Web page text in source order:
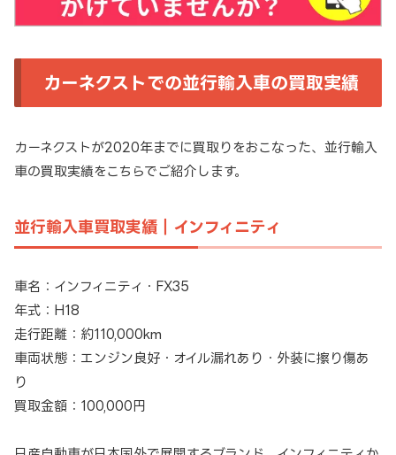
カーネクストでの並行輸入車の買取実績
カーネクストが2020年までに買取りをおこなった、並行輸入
車の買取実績をこちらでご紹介します。
並行輸入車買取実績｜インフィニティ
車名：インフィニティ・FX35
年式：H18
走行距離：約110,000km
車両状態：エンジン良好・オイル漏れあり・外装に擦り傷あ
り
買取金額：100,000円